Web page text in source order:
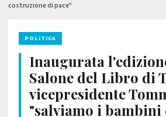
costruzione di pace"
POLITICA
Inaugurata
Salone del Libro di
vicepresidente
"salviamo i bambini